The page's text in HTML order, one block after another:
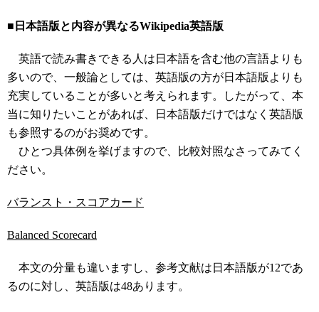
■日本語版と内容が異なるWikipedia英語版
英語で読み書きできる人は日本語を含む他の言語よりも
多いので、一般論としては、英語版の方が日本語版よりも
充実していることが多いと考えられます。したがって、本
当に知りたいことがあれば、日本語版だけではなく英語版
も参照するのがお奨めです。
ひとつ具体例を挙げますので、比較対照なさってみてく
ださい。
バランスト・スコアカード
Balanced Scorecard
本文の分量も違いますし、参考文献は日本語版が12であ
るのに対し、英語版は48あります。